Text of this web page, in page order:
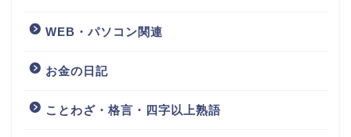
WEB・パソコン関連
お金の日記
ことわざ・格言・四字以上熟語